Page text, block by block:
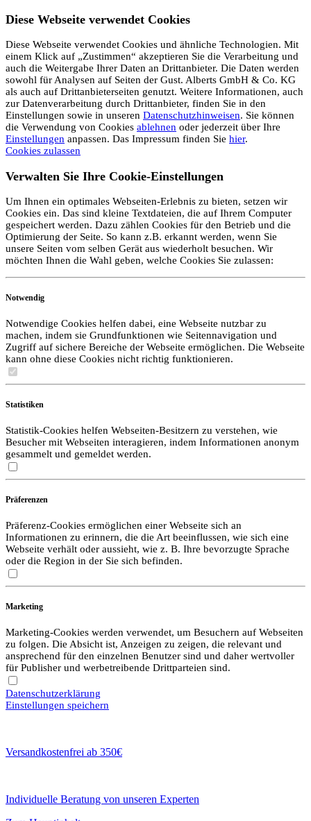
Diese Webseite verwendet Cookies
Diese Webseite verwendet Cookies und ähnliche Technologien. Mit
einem Klick auf „Zustimmen“ akzeptieren Sie die Verarbeitung und
auch die Weitergabe Ihrer Daten an Drittanbieter. Die Daten werden
sowohl für Analysen auf Seiten der Gust. Alberts GmbH & Co. KG
als auch auf Drittanbieterseiten genutzt. Weitere Informationen, auch
zur Datenverarbeitung durch Drittanbieter, finden Sie in den
Einstellungen sowie in unseren Datenschutzhinweisen. Sie können
die Verwendung von Cookies ablehnen oder jederzeit über Ihre
Einstellungen anpassen. Das Impressum finden Sie hier.
Cookies zulassen
Verwalten Sie Ihre Cookie-Einstellungen
Um Ihnen ein optimales Webseiten-Erlebnis zu bieten, setzen wir
Cookies ein. Das sind kleine Textdateien, die auf Ihrem Computer
gespeichert werden. Dazu zählen Cookies für den Betrieb und die
Optimierung der Seite. So kann z.B. erkannt werden, wenn Sie
unsere Seiten vom selben Gerät aus wiederholt besuchen. Wir
möchten Ihnen die Wahl geben, welche Cookies Sie zulassen:
Notwendig
Notwendige Cookies helfen dabei, eine Webseite nutzbar zu
machen, indem sie Grundfunktionen wie Seitennavigation und
Zugriff auf sichere Bereiche der Webseite ermöglichen. Die Webseite
kann ohne diese Cookies nicht richtig funktionieren.
Statistiken
Statistik-Cookies helfen Webseiten-Besitzern zu verstehen, wie
Besucher mit Webseiten interagieren, indem Informationen anonym
gesammelt und gemeldet werden.
Präferenzen
Präferenz-Cookies ermöglichen einer Webseite sich an
Informationen zu erinnern, die die Art beeinflussen, wie sich eine
Webseite verhält oder aussieht, wie z. B. Ihre bevorzugte Sprache
oder die Region in der Sie sich befinden.
Marketing
Marketing-Cookies werden verwendet, um Besuchern auf Webseiten
zu folgen. Die Absicht ist, Anzeigen zu zeigen, die relevant und
ansprechend für den einzelnen Benutzer sind und daher wertvoller
für Publisher und werbetreibende Drittparteien sind.
Datenschutzerklärung
Einstellungen speichern
Versandkostenfrei ab 350€
Individuelle Beratung von unseren Experten